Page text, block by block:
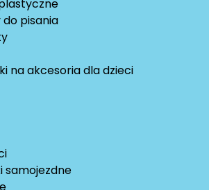
pisania
na akcesoria dla dzieci
samojezdne